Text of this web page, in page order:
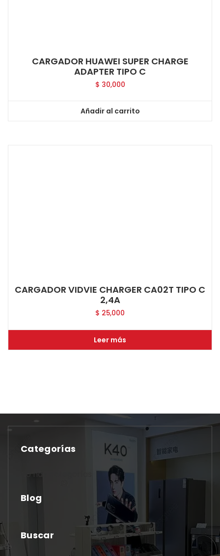
CARGADOR HUAWEI SUPER CHARGE
ADAPTER TIPO C
$ 30,000
Añadir al carrito
CARGADOR VIDVIE CHARGER CA02T TIPO C
2,4A
$ 25,000
Leer más
Categorías
No hay categorías
Blog
Buscar